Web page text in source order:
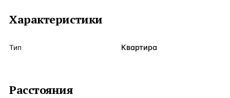
Характеристики
Тип Квартира
Расстояния